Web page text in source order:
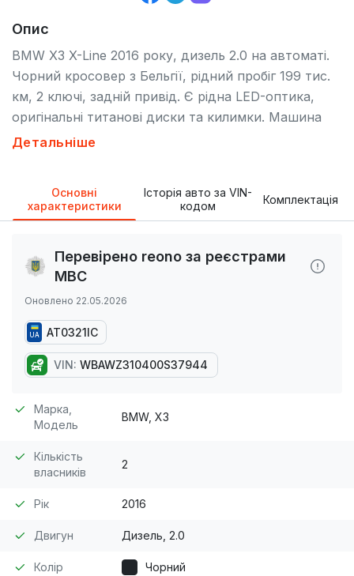
Опис
BMW X3 X-Line 2016 року, дизель 2.0 на автоматі.
Чорний кросовер з Бельгії, рідний пробіг 199 тис.
км, 2 ключі, задній привід. Є рідна LED-оптика,
оригінальні титанові диски та килимки. Машина
виглядає доглянуто й технічно без питань, готова
Детальніше
Основні
характеристики
Історія авто за VIN-
кодом
Комплектація
Перевірено reono за реєстрами
МВС
Оновлено 22.05.2026
UA AT0321IC
VIN: WBAWZ310400S37944
Марка,
Модель
BMW, X3
Кількість
власників
2
Рік 2016
Двигун Дизель, 2.0
Колір Чорний